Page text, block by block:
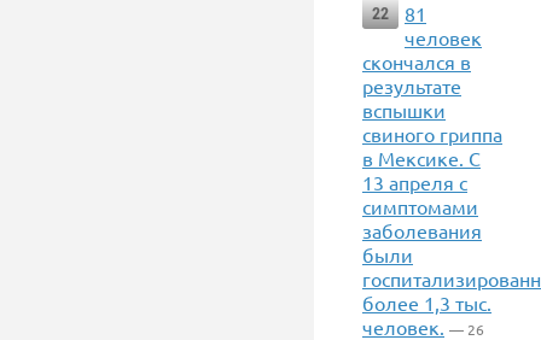
22
81
человек
скончался в
результате
вспышки
свиного гриппа
в Мексике. С
13 апреля с
симптомами
заболевания
были
более 1,3 тыс.
человек. — 26